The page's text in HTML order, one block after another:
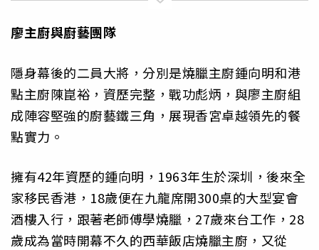
廖主廚與廚藝團隊
隱身幕後的二員大將，分別是燒臘主廚鍾向明和港
點主廚陳崑裕，資歷完整，戰功彪炳，與廖主廚組
成陣容堅強的廚藝鐵三角，展現香宮卓越領先的餐
點實力。
擁有42年資歷的鍾向明，1963年生於深圳，後來全
家移民香港，18歲便在九龍席開300桌的大型宴會
酒樓入行，跟著老師傅學燒臘，27歲來台工作，28
歲成為當時開幕不久的西華飯店燒臘主廚，又從